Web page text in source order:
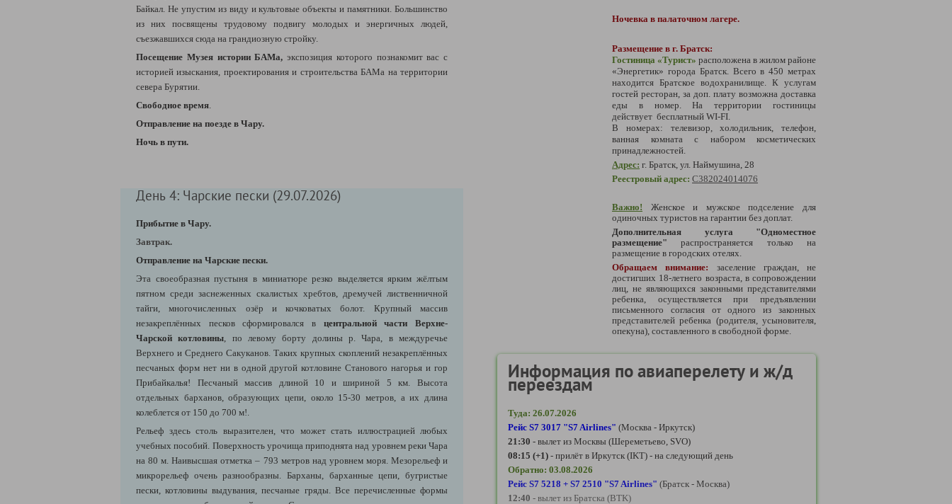
Байкал. Не упустим из виду и культовые объекты и памятники. Большинство
из них посвящены трудовому подвигу молодых и энергичных людей,
съезжавшихся сюда на грандиозную стройку.
Посещение Музея истории БАМа, экспозиция которого познакомит вас с
историей изыскания, проектирования и строительства БАМа на территории
севера Бурятии.
Свободное время
Отправление на поезде в Чару.
Ночь в пути.
День 4: Чарские пески (29.07.2026)
Прибытие в Чару.
Завтрак.
Отправление на Чарские пески.
Эта своеобразная пустыня в миниатюре резко выделяется ярким жёлтым
пятном среди заснеженных скалистых хребтов, дремучей лиственничной
тайги, многочисленных озёр и кочковатых болот. Крупный массив
незакреплённых песков сформировался в центральной части Верхне-
Чарской котловины , по левому борту долины р. Чара, в междуречье
Верхнего и Среднего Сакуканов. Таких крупных скоплений незакреплённых
песчаных форм нет ни в одной другой котловине Станового нагорья и гор
Прибайкалья! Песчаный массив длиной 10 и шириной 5 км. Высота
отдельных барханов, образующих цепи, около 15-30 метров, а их длина
колеблется от 150 до 700 м!.
Рельеф здесь столь выразителен, что может стать иллюстрацией любых
учебных пособий. Поверхность урочища приподнята над уровнем реки Чара
на 80 м. Наивысшая отметка – 793 метров над уровнем моря. Мезорельеф и
микрорельеф очень разнообразны. Барханы, барханные цепи, бугристые
пески, котловины выдувания, песчаные гряды. Все перечисленные формы
Ночевка в палаточном лагере.
Размещение в г. Братск:
Гостиница «Турист» расположена в жилом районе
«Энергетик» города Братск. Всего в 450 метрах
находится Братское водохранилище. К услугам
гостей ресторан, за доп. плату возможна доставка
еды в номер. На территории гостиницы
действует бесплатный WI-FI.
В номерах: телевизор, холодильник, телефон,
ванная комната с набором косметических
принадлежностей.
Адрес: г. Братск, ул. Наймушина, 28
Реестровый адрес: С382024014076
Важно! Женское и мужское подселение для
одиночных туристов на гарантии без доплат.
Дополнительная услуга "Одноместное
размещение" распространяется только на
размещение в городских отелях.
Обращаем внимание: заселение граждан, не
достигших 18-летнего возраста, в сопровождении
лиц, не являющихся законными представителями
ребенка, осуществляется при предъявлении
письменного согласия от одного из законных
представителей ребенка (родителя, усыновителя,
опекуна), составленного в свободной форме.
Информация по авиаперелету и ж/д
переездам
Туда: 26.07.2026
Рейс S7 3017 "S7 Airlines" (Москва - Иркутск)
21:30 - вылет из Москвы (Шереметьево, SVO)
08:15 (+1) - прилёт в Иркутск (IKT) - на следующий день
Обратно: 03.08.2026
Рейс S7 5218 + S7 2510 "S7 Airlines" (Братск - Москва)
12:40 - вылет из Братска (BTK)